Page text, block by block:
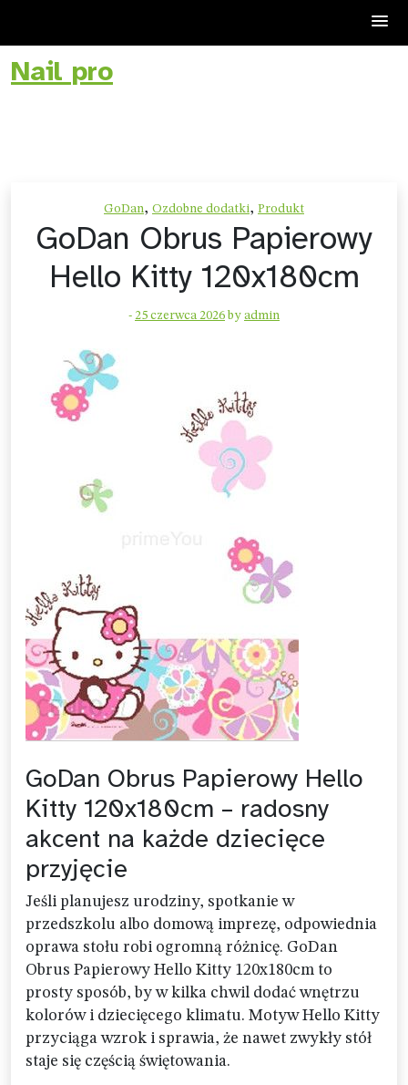
Skip
toNail pro
GoDan, Ozdobne dodatki, Produkt
GoDan Obrus Papierowy
Hello Kitty 120x180cm
- 25 czerwca 2026 by admin
GoDan Obrus Papierowy Hello
Kitty 120x180cm – radosny
akcent na każde dziecięce
przyjęcie
Jeśli planujesz urodziny, spotkanie w
przedszkolu albo domową imprezę, odpowiednia
oprawa stołu robi ogromną różnicę. GoDan
Obrus Papierowy Hello Kitty 120x180cm to
prosty sposób, by w kilka chwil dodać wnętrzu
kolorów i dziecięcego klimatu. Motyw Hello Kitty
przyciąga wzrok i sprawia, że nawet zwykły stół
staje się częścią świętowania.